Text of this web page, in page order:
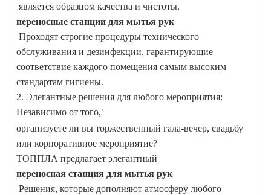
является образцом качества и чистоты.
переносные станции для мытья рук
Проходят строгие процедуры технического
обслуживания и дезинфекции, гарантирующие
соответствие каждого помещения самым высоким
стандартам гигиены.
2. Элегантные решения для любого мероприятия:
Независимо от того,'
организуете ли вы торжественный гала-вечер, свадьбу
или корпоративное мероприятие?
ТОППЛА предлагает элегантный
переносная станция для мытья рук
Решения, которые дополняют атмосферу любого